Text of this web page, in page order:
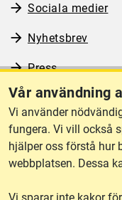
Vår användning
Vi använder
fungera. Vi vill också
hjälper oss förstå hur
webbplatsen. Dessa
Vi sparar inte kakor
Sociala medier
Nyhetsbrev
Press
RSS
Om webbplatsen